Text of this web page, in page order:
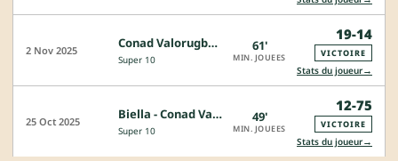
2 Nov 2025 Conad Valorugby Emilia - Rugby Viadana 1970
Super 10
61'
MIN. JOUEES
19-14
VICTOIRE
Stats du joueur→
25 Oct 2025 Biella - Conad Valorugby Emilia
Super 10
49'
MIN. JOUEES
12-75
VICTOIRE
Stats du joueur→